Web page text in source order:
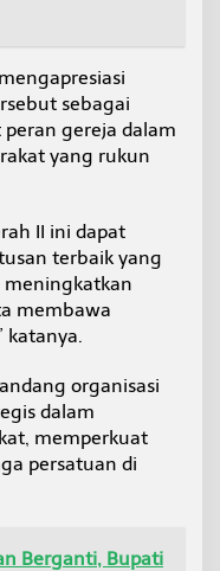
sebagai
gereja dalam
yang rukun
II ini dapat
terbaik yang
meningkatkan
membawa
katanya.
organisasi
dalam
memperkuat
persatuan di
Berganti, Bupati